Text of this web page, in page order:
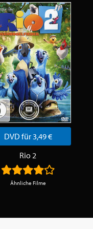
DVD für 3,49 €
Rio 2
Ähnliche Filme